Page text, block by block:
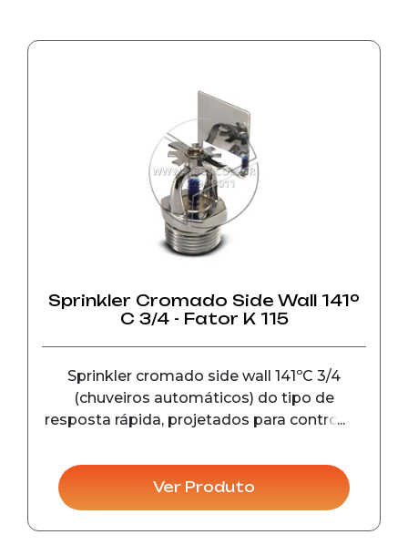
Sprinkler Cromado Side Wall 141º
C 3/4 - Fator K 115
Sprinkler cromado side wall 141ºC 3/4
(chuveiros automáticos) do tipo de
resposta rápida, projetados para controle e
inicial, em instalações comerciais e
industriais.
Ver Produto